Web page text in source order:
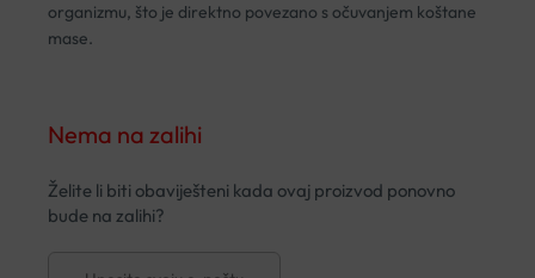
organizmu, što je direktno povezano s očuvanjem koštane
mase.
Nema na zalihi